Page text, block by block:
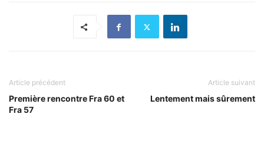
Article précédent
Première rencontre Fra 60 et
Fra 57
Article suivant
Lentement mais sûrement